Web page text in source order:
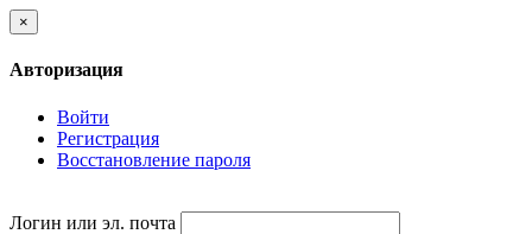
×
Авторизация
Войти
Регистрация
Восстановление пароля
Логин или эл. почта